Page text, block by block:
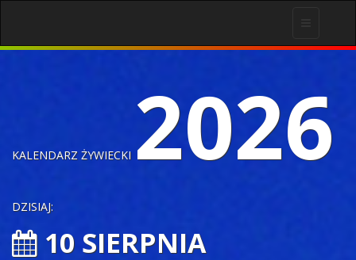
KALENDARZ ŻYWIECKI 2026
DZISIAJ:
10 SIERPNIA